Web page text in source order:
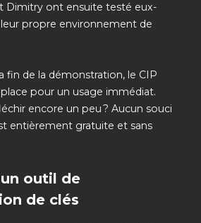
Dimitry ont ensuite testé eux-
leur propre environnement de
fin de la démonstration, le CIP
pour un usage immédiat.
encore un peu ? Aucun souci
entièrement gratuite et sans
outil de
de clés